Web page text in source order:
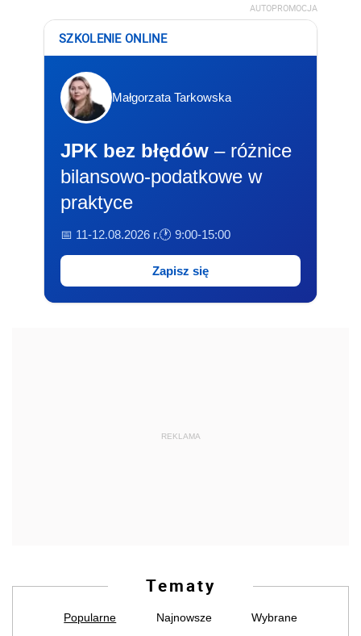
AUTOPROMOCJA
SZKOLENIE ONLINE
Małgorzata Tarkowska
JPK bez błędów – różnice
bilansowo-podatkowe w
praktyce
📅 11-12.08.2026 r.🕐 9:00-15:00
Zapisz się
REKLAMA
Tematy
Popularne Najnowsze Wybrane